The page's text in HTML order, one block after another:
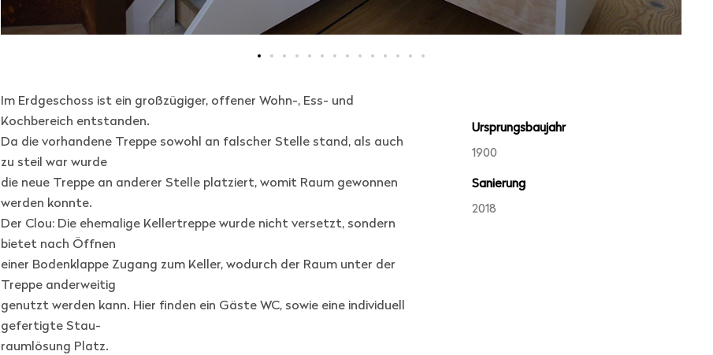
Im Erdgeschoss ist ein großzügiger, offener Wohn-, Ess- und
Kochbereich entstanden.
Da die vorhandene Treppe sowohl an falscher Stelle stand, als auch
zu steil war wurde
die neue Treppe an anderer Stelle platziert, womit Raum gewonnen
werden konnte.
Der Clou: Die ehemalige Kellertreppe wurde nicht versetzt, sondern
bietet nach Öffnen
einer Bodenklappe Zugang zum Keller, wodurch der Raum unter der
Treppe anderweitig
genutzt werden kann. Hier finden ein Gäste WC, sowie eine individuell
gefertigte Stau-
raumlösung Platz.
Ursprungsbaujahr
1900
Sanierung
2018